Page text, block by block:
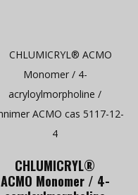
CHLUMICRYL®
ACMO Monomer / 4-